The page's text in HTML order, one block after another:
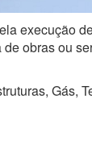
execução
obras ou
Gás,